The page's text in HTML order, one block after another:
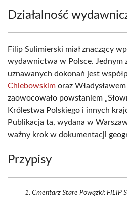
Działalność
Filip Sulimierski miał znaczący
wydawnictwa w Polsce. Jednym
uznawanych dokonań jest
Chlebowskim oraz
zaowocowało powstaniem
Królestwa Polskiego i innych
Publikacja ta, wydana w
ważny krok w dokumentacji
Przypisy
Cmentarz Stare Powązki: FILIP